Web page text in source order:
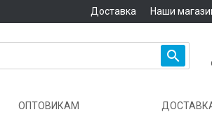
Доставка Наши

ОПТОВИКАМ